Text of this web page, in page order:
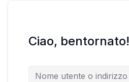
Ciao, bentornato!